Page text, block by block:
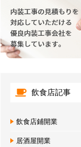
飲食店記事
飲食店鋪開業
居酒屋開業